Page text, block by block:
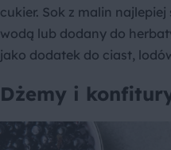
cukier. Sok z malin
wodą lub dodany do
jako dodatek do ciast,
Dżemy i